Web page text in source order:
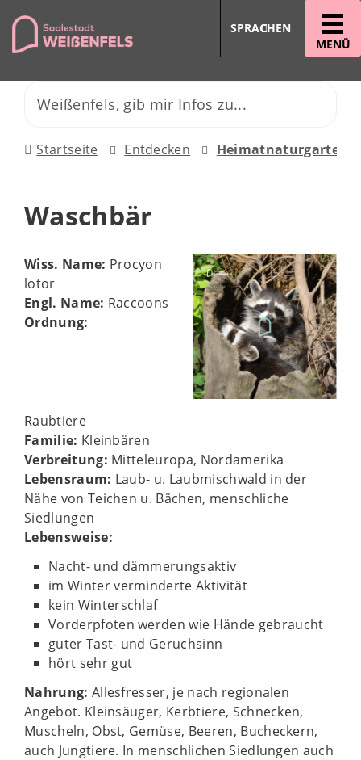
MENÜ
SPRACHEN
Startseite Entdecken Heimatnaturgarten
Waschbär
Wiss. Name: Procyon
lotor
Engl. Name: Raccoons
Ordnung:
Raubtiere
Familie: Kleinbären
Verbreitung: Mitteleuropa, Nordamerika
Lebensraum: Laub- u. Laubmischwald in der
Nähe von Teichen u. Bächen, menschliche
Siedlungen
Lebensweise:
Nacht- und dämmerungsaktiv
im Winter verminderte Aktivität
kein Winterschlaf
Vorderpfoten werden wie Hände gebraucht
guter Tast- und Geruchsinn
hört sehr gut
Nahrung: Allesfresser, je nach regionalen
Angebot. Kleinsäuger, Kerbtiere, Schnecken,
Muscheln, Obst, Gemüse, Beeren, Bucheckern,
auch Jungtiere. In menschlichen Siedlungen auch